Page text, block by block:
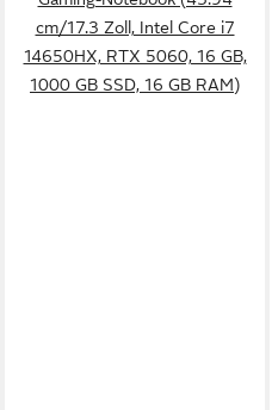
cm/17.3 Zoll, Intel Core i7
14650HX, RTX 5060, 16 GB,
1000 GB SSD, 16 GB RAM)